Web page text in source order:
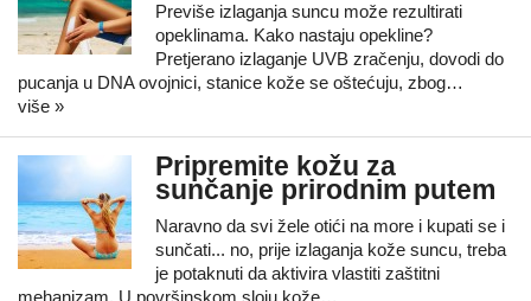
Previše izlaganja suncu može rezultirati
opeklinama. Kako nastaju opekline?
Pretjerano izlaganje UVB zračenju, dovodi do
pucanja u DNA ovojnici, stanice kože se oštećuju, zbog…
više »
Pripremite kožu za
sunčanje prirodnim putem
Naravno da svi žele otići na more i kupati se i
sunčati... no, prije izlaganja kože suncu, treba
je potaknuti da aktivira vlastiti zaštitni
mehanizam. U površinskom sloju kože…